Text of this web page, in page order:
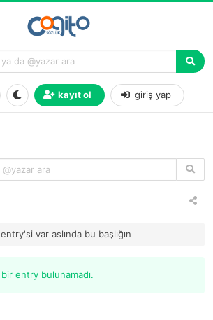
kayıt ol giriş yap
var aslında bu başlığın
entry bulunamadı.